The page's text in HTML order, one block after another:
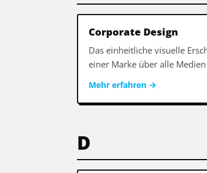
Corporate Design
Das einheitliche visuelle
einer Marke über alle
Mehr erfahren →
D